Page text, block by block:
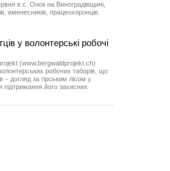
в с. Онок на Виноградівщині,
еменесників, працеохоронців.
у волонтерські робочі
(www.bergwaldprojekt.ch)
робочих таборів, що
– догляд за гірським лісом у
підтримання його захисних